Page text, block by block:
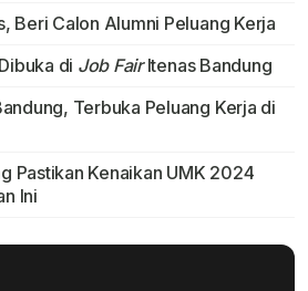
Beri Calon Alumni Peluang Kerja
di Job FairItenas Bandung
Terbuka Peluang Kerja di
Pastikan Kenaikan UMK 2024
Ini